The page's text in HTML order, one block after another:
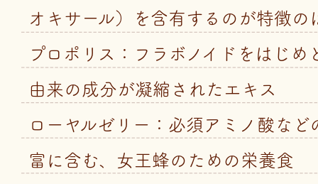
オキサール）を含有するのが特徴の
プロポリス：フラボノイドをはじめ
由来の成分が凝縮されたエキス
ローヤルゼリー：必須アミノ酸など
富に含む、女王蜂のための栄養食